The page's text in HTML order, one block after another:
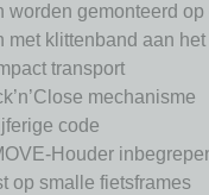
worden gemonteerd
met klittenband aan
transport
mechanisme
code
Houder
op smalle fietsframes